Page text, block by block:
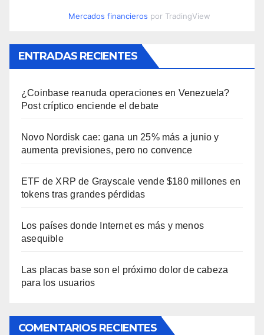
Mercados financieros por TradingView
ENTRADAS RECIENTES
¿Coinbase reanuda operaciones en Venezuela?
Post críptico enciende el debate
Novo Nordisk cae: gana un 25% más a junio y
aumenta previsiones, pero no convence
ETF de XRP de Grayscale vende $180 millones en
tokens tras grandes pérdidas
Los países donde Internet es más y menos
asequible
Las placas base son el próximo dolor de cabeza
para los usuarios
COMENTARIOS RECIENTES